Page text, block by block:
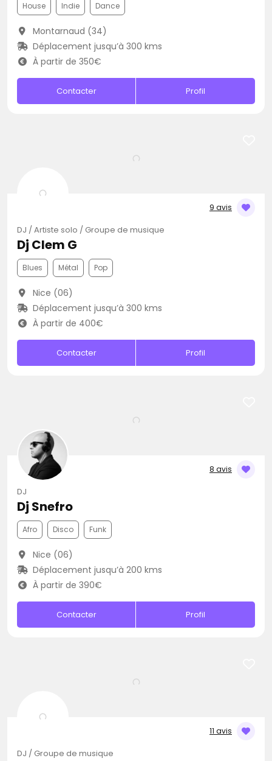
House Indie Dance
Montarnaud (34)
Déplacement jusqu’à 300 kms
À partir de 350€
Contacter Profil
9 avis
DJ / Artiste solo / Groupe de musique
Dj Clem G
Blues Métal Pop
Nice (06)
Déplacement jusqu’à 300 kms
À partir de 400€
Contacter Profil
8 avis
DJ
Dj Snefro
Afro Disco Funk
Nice (06)
Déplacement jusqu’à 200 kms
À partir de 390€
Contacter Profil
11 avis
DJ / Groupe de musique